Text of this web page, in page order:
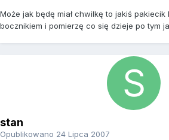
Może jak będę miał chwilkę to jakiś pakiecik
bocznikiem i pomierzę co się dzieje po tym
stan
Opublikowano 24 Lipca 2007